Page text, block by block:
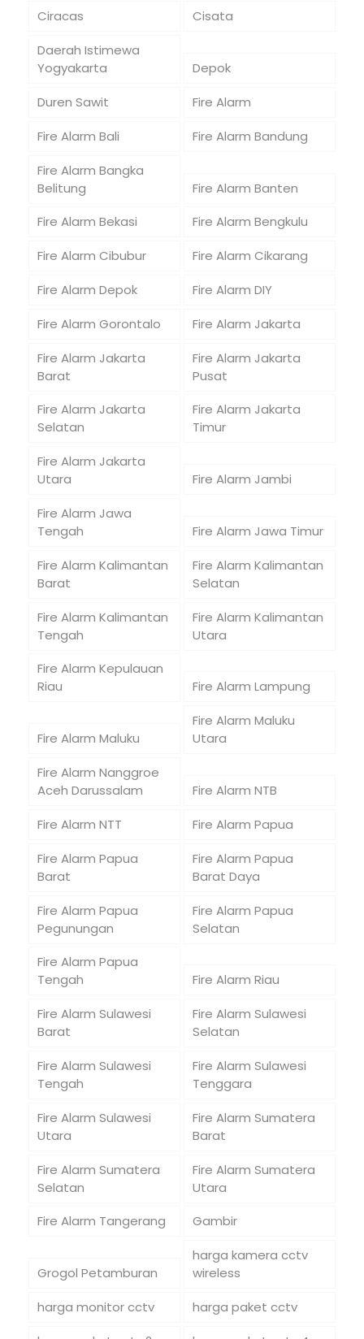
Ciracas
Cisata
Daerah Istimewa
Yogyakarta
Depok
Duren Sawit
Fire Alarm
Fire Alarm Bali
Fire Alarm Bandung
Fire Alarm Bangka
Belitung
Fire Alarm Banten
Fire Alarm Bekasi
Fire Alarm Bengkulu
Fire Alarm Cibubur
Fire Alarm Cikarang
Fire Alarm Depok
Fire Alarm DIY
Fire Alarm Gorontalo
Fire Alarm Jakarta
Fire Alarm Jakarta
Barat
Fire Alarm Jakarta
Pusat
Fire Alarm Jakarta
Selatan
Fire Alarm Jakarta
Timur
Fire Alarm Jakarta
Utara
Fire Alarm Jambi
Fire Alarm Jawa
Tengah
Fire Alarm Jawa Timur
Fire Alarm Kalimantan
Barat
Fire Alarm Kalimantan
Selatan
Fire Alarm Kalimantan
Tengah
Fire Alarm Kalimantan
Utara
Fire Alarm Kepulauan
Riau
Fire Alarm Lampung
Fire Alarm Maluku
Fire Alarm Maluku
Utara
Fire Alarm Nanggroe
Aceh Darussalam
Fire Alarm NTB
Fire Alarm NTT
Fire Alarm Papua
Fire Alarm Papua
Barat
Fire Alarm Papua
Barat Daya
Fire Alarm Papua
Pegunungan
Fire Alarm Papua
Selatan
Fire Alarm Papua
Tengah
Fire Alarm Riau
Fire Alarm Sulawesi
Barat
Fire Alarm Sulawesi
Selatan
Fire Alarm Sulawesi
Tengah
Fire Alarm Sulawesi
Tenggara
Fire Alarm Sulawesi
Utara
Fire Alarm Sumatera
Barat
Fire Alarm Sumatera
Selatan
Fire Alarm Sumatera
Utara
Fire Alarm Tangerang
Gambir
Grogol Petamburan
harga kamera cctv
wireless
harga monitor cctv
harga paket cctv